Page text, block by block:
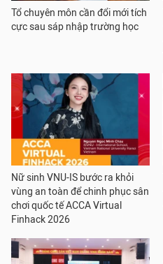
Tổ chuyên môn cần đổi mới tích
cực sau sáp nhập trường học
Nữ sinh VNU-IS bước ra khỏi
vùng an toàn để chinh phục sân
chơi quốc tế ACCA Virtual
Finhack 2026